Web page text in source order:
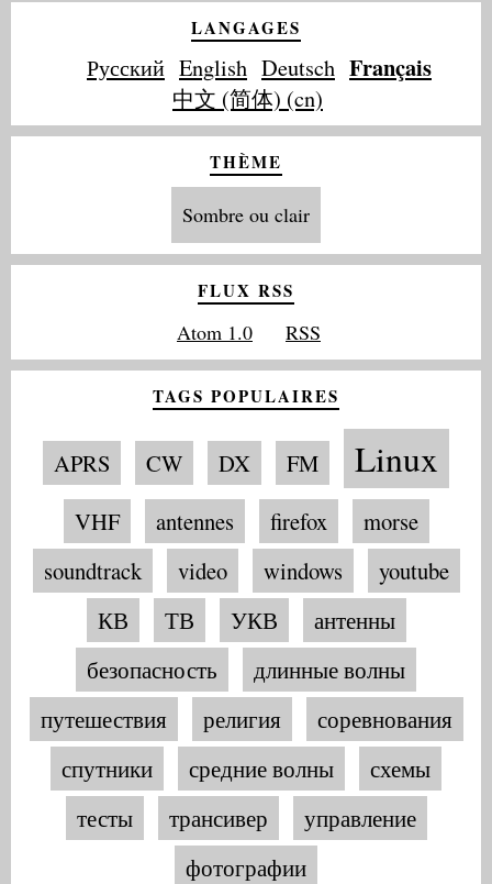
LANGAGES
Русский English Deutsch Français
中文 (简体) (cn)
THÈME
Sombre ou clair
FLUX RSS
Atom 1.0 RSS
TAGS POPULAIRES
APRS CW DX FM Linux
VHF antennes firefox
morse
soundtrack
video windows
youtube
КВ
ТВ УКВ
антенны
безопасность
длинные волны
путешествия
религия
соревнования
спутники
средние волны
схемы
тесты
трансивер
управление
фотографии